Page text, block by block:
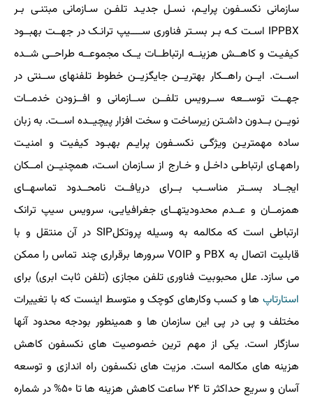
سازمانی نکسـفون پرایـم، نسـل جدیـد تلفـن سـازمانی مبتنـی بـر
IPPBX اسـت کـه بـر بسـتر فناوری ســــیپ ترانـک در جهــت بهبــود
کیفیـت و کاهــش هزینــه ارتباطــات یــک مجموعــه طراحــی شــده
اســت. ایــن راهــکار بهتریــن جایگزیــن خطوط تلفنهای ســنتی در
جهــت توســعه ســرویس تلفــن ســازمانی و افــزودن خدمــات
نویــن بــدون داشـتن زیرساخت و سخت افزار پیچیــده اســت. به زبان
ساده مهمتریـن ویژگـی نکسـفون پرایـم بهبـود کیفیت و امنیـت
راههـای ارتباطـی داخـل و خـارج از سـازمان اسـت، همچنیــن امــکان
ایجــاد بســتر مناســب بــرای دریافــت نامحــدود تماسهــای
همزمــان و عــدم محدودیتهــای جغرافیایـی، سرویس سیپ ترانک
ارتباطی است که مکالمه به وسیله پروتکلSIP در آن منتقل و با
قابلیت اتصال به PBX و VOIP سرورها برقراری چند تماس را ممکن
می سازد. علل محبوبیت فناوری تلفن مجازی (تلفن ثابت ابری) برای
استارتاپ ها و کسب وکارهای کوچک و متوسط اینست که با تغییرات
مختلف و پی در پی این سازمان ها و همینطور بودجه محدود آنها
سازگار است. یکی از مهم ترین خصوصیت های نکسفون کاهش
هزینه های مکالمه است. مزیت های نکسفون راه اندازی و توسعه
آسان و سریع حداکثر تا ۲۴ ساعت کاهش هزینه ها تا ۵۰% در شماره